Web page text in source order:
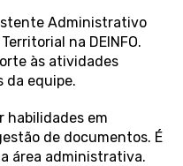
Administrativo
na DEINFO.
às atividades
da equipe.
habilidades em
de documentos. É
área administrativa.